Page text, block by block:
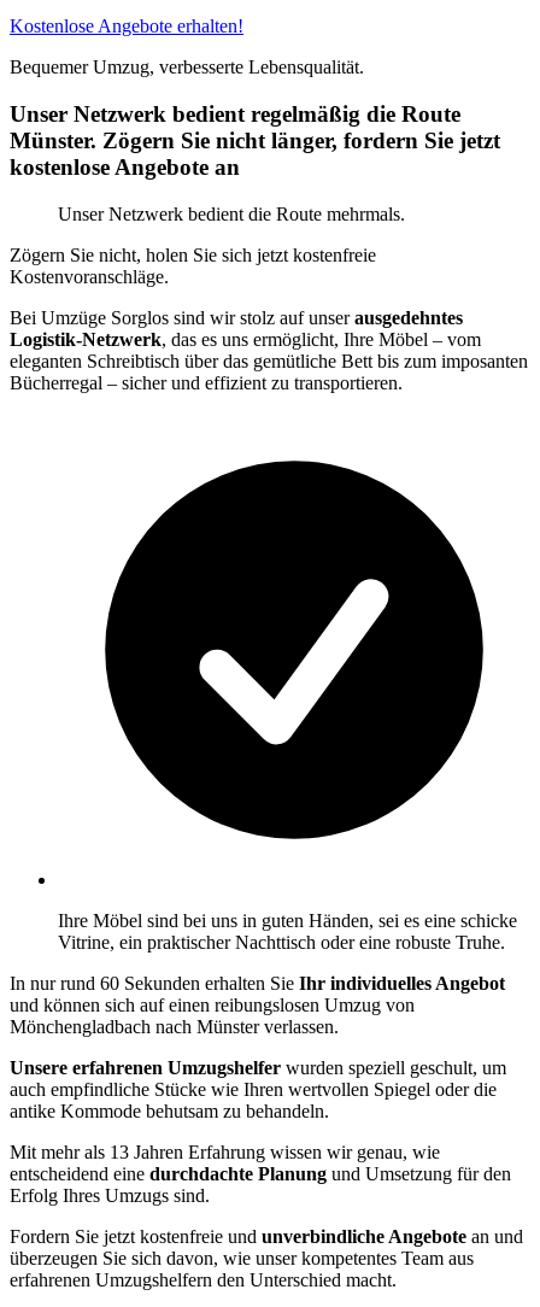
Kostenlose Angebote erhalten!
Bequemer Umzug, verbesserte Lebensqualität.
Unser Netzwerk bedient regelmäßig die Route
Münster. Zögern Sie nicht länger, fordern Sie jetzt
kostenlose Angebote an
Unser Netzwerk bedient die Route mehrmals.
Zögern Sie nicht, holen Sie sich jetzt kostenfreie
Kostenvoranschläge.
Bei Umzüge Sorglos sind wir stolz auf unserausgedehntes
Logistik-Netzwerk, das es uns ermöglicht, Ihre Möbel – vom
eleganten Schreibtisch über das gemütliche Bett bis zum imposanten
Bücherregal – sicher und effizient zu transportieren.
Ihre Möbel sind bei uns in guten Händen, sei es eine schicke
Vitrine, ein praktischer Nachttisch oder eine robuste Truhe.
In nur rund 60 Sekunden erhalten Sie Ihr individuelles Angebot
und können sich auf einen reibungslosen Umzug von
Mönchengladbach nach Münster verlassen.
Unsere erfahrenen Umzugshelfer wurden speziell geschult, um
auch empfindliche Stücke wie Ihren wertvollen Spiegel oder die
antike Kommode behutsam zu behandeln.
Mit mehr als 13 Jahren Erfahrung wissen wir genau, wie
entscheidend eine durchdachte Planung und Umsetzung für den
Erfolg Ihres Umzugs sind.
Fordern Sie jetzt kostenfreie und unverbindliche Angebote an und
überzeugen Sie sich davon, wie unser kompetentes Team aus
erfahrenen Umzugshelfern den Unterschied macht.